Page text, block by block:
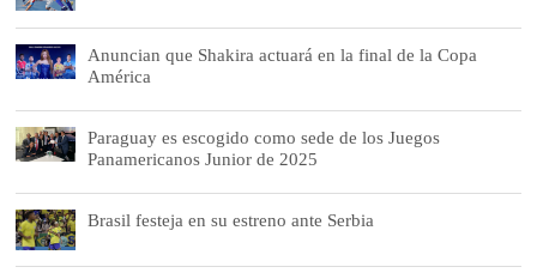
Anuncian que Shakira actuará en la final de la Copa
América
Paraguay es escogido como sede de los Juegos
Panamericanos Junior de 2025
Brasil festeja en su estreno ante Serbia